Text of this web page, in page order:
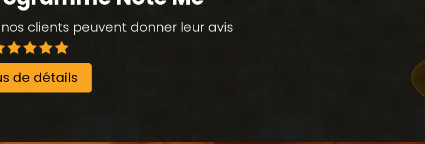
clients peuvent donner leur avis
de détails